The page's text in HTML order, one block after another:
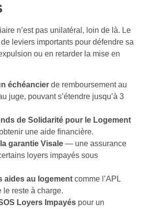
n’est pas unilatéral, loin de là. Le
leviers importants pour défendre sa
ou en retarder la mise en
échéancier de remboursement au
juge, pouvant s’étendre jusqu’à 3
de Solidarité pour le Logement
une aide financière.
garantie Visale — une assurance
loyers impayés sous
aides au logement comme l’APL
le reste à charge.
Loyers Impayés pour un